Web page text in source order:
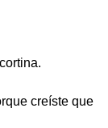
creíste que